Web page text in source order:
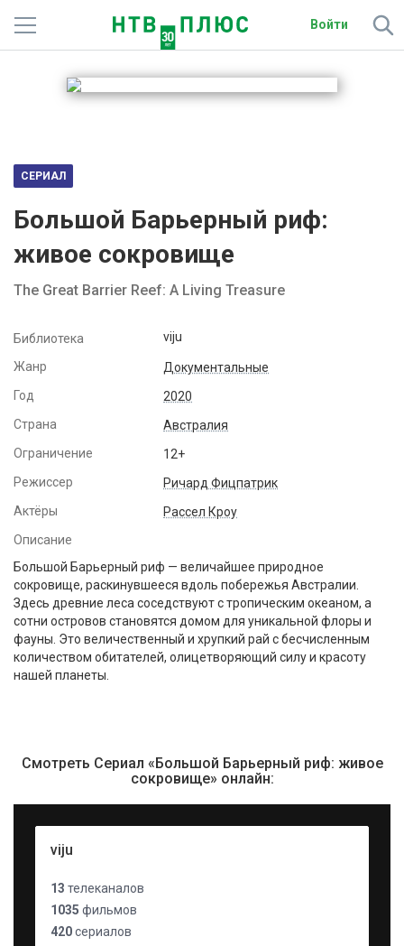
Войти
Телеканалы
Спутниковым абонентам
Активировать промокод
СЕРИАЛ
Большой Барьерный риф:
живое сокровище
The Great Barrier Reef: A Living Treasure
Библиотека viju
Жанр
Документальные
Год
2020
Страна
Австралия
Ограничение
12+
Режиссер
Ричард Фицпатрик
Актёры
Рассел Кроу
Описание
Большой Барьерный риф — величайшее природное
сокровище, раскинувшееся вдоль побережья Австралии.
Здесь древние леса соседствуют с тропическим океаном, а
сотни островов становятся домом для уникальной флоры и
фауны. Это величественный и хрупкий рай с бесчисленным
количеством обитателей, олицетворяющий силу и красоту
нашей планеты.
Смотреть Сериал «Большой Барьерный риф: живое
сокровище» онлайн:
viju
13 телеканалов
1035 фильмов
420сериалов